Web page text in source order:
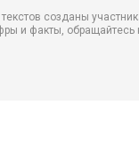
созданы
и факты,